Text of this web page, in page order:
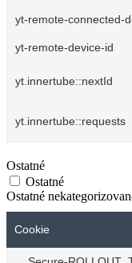
yt-remote-connected-
yt-remote-device-id
yt.innertube::nextId
yt.innertube::requests
Ostatné
Ostatné
Ostatné
Cookie